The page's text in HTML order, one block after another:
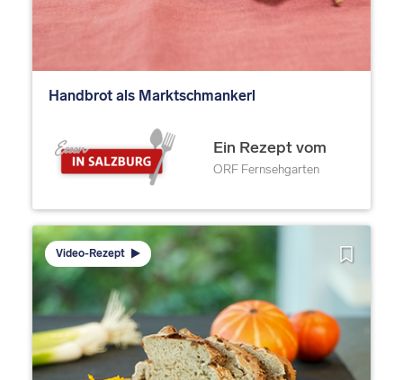
Handbrot als Marktschmankerl
Ein Rezept vom
ORF Fernsehgarten
Video-Rezept